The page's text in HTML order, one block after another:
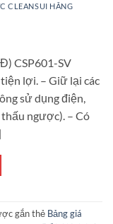
CLEANSUI HÃNG
CSP601-SV
lợi. – Giữ lại các
sử dụng điện,
ngược). – Có
gắn thẻ Bảng giá